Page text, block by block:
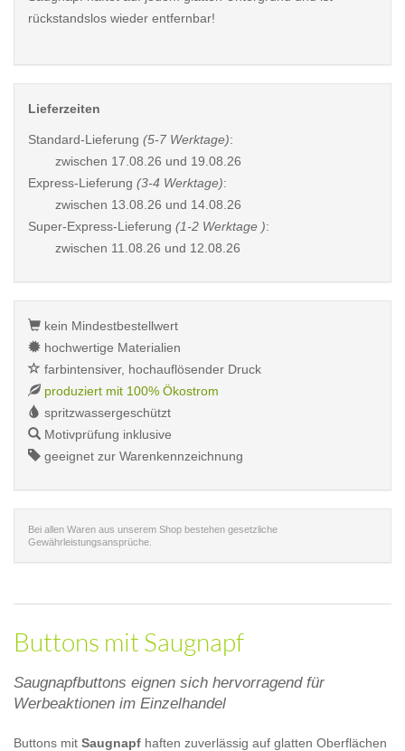
rückstandslos wieder entfernbar!
Lieferzeiten
Standard-Lieferung (5-7 Werktage):
zwischen 17.08.26 und 19.08.26
Express-Lieferung (3-4 Werktage):
zwischen 13.08.26 und 14.08.26
Super-Express-Lieferung (1-2 Werktage ):
zwischen 11.08.26 und 12.08.26
kein Mindestbestellwert
hochwertige Materialien
farbintensiver, hochauflösender Druck
produziert mit 100% Ökostrom
spritzwassergeschützt
Motivprüfung inklusive
geeignet zur Warenkennzeichnung
Bei allen Waren aus unserem Shop bestehen gesetzliche
Gewährleistungsansprüche.
Buttons mit Saugnapf
Saugnapfbuttons eignen sich hervorragend für
Werbeaktionen im Einzelhandel
Buttons mit Saugnapf haften zuverlässig auf glatten Oberflächen